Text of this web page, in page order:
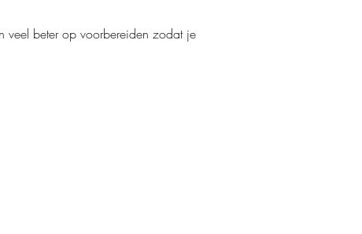
veel beter op voorbereiden zodat je